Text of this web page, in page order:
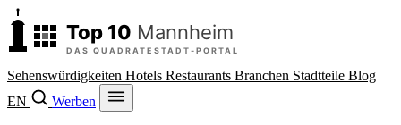
Sehenswürdigkeiten Hotels Restaurants Branchen Stadtteile Blog
EN
Werben